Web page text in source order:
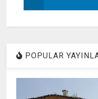
POPULAR